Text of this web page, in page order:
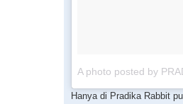
A photo posted by
Hanya di Pradika Rabbit